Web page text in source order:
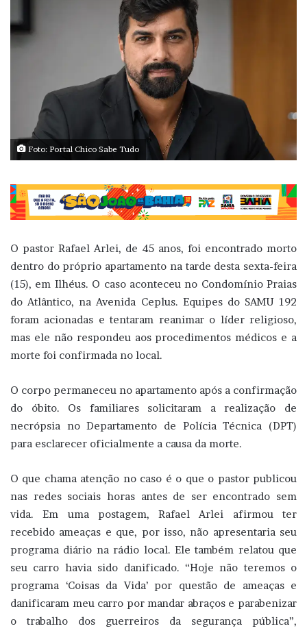
Foto: Portal Chico Sabe Tudo
O pastor Rafael Arlei, de 45 anos, foi encontrado morto
dentro do próprio apartamento na tarde desta sexta-feira
(15), em Ilhéus. O caso aconteceu no Condomínio Praias
do Atlântico, na Avenida Ceplus. Equipes do SAMU 192
foram acionadas e tentaram reanimar o líder religioso,
mas ele não respondeu aos procedimentos médicos e a
morte foi confirmada no local.
O corpo permaneceu no apartamento após a confirmação
do óbito. Os familiares solicitaram a realização de
necrópsia no Departamento de Polícia Técnica (DPT)
para esclarecer oficialmente a causa da morte.
O que chama atenção no caso é o que o pastor publicou
nas redes sociais horas antes de ser encontrado sem
vida. Em uma postagem, Rafael Arlei afirmou ter
recebido ameaças e que, por isso, não apresentaria seu
programa diário na rádio local. Ele também relatou que
seu carro havia sido danificado. “Hoje não teremos o
programa ‘Coisas da Vida’ por questão de ameaças e
danificaram meu carro por mandar abraços e parabenizar
o trabalho dos guerreiros da segurança pública”,